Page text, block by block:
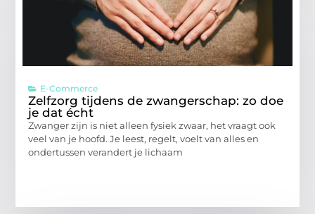
E-Commerce
Zelfzorg tijdens de zwangerschap: zo doe
je dat écht
Zwanger zijn is niet alleen fysiek zwaar, het vraagt ook
veel van je hoofd. Je leest, regelt, voelt van alles en
ondertussen verandert je lichaam